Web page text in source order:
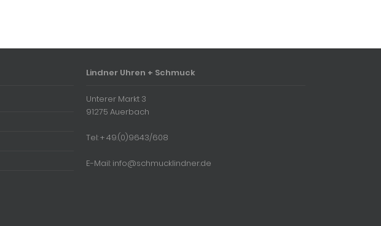
Lindner Uhren + Schmuck
Unterer Markt 3
91275 Auerbach
Tel: + 49.(0)9643/608
E-Mail: info@schmucklindner.de